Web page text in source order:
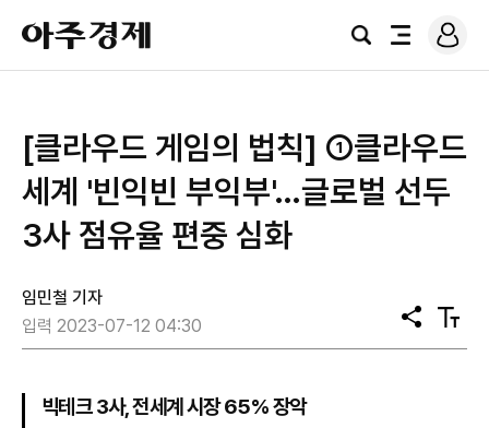
아
주
경
검
전
로
그
[클라우드 게임의 법칙] ①클라우드
세계 '빈익빈 부익부'…글로벌 선두
3사 점유율 편중 심화
임민철 기자
입력 2023-07-12 04:30
공
유
텍
스
빅테크 3사, 전세계 시장 65% 장악